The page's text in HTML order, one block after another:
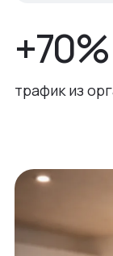
+70%
трафик из